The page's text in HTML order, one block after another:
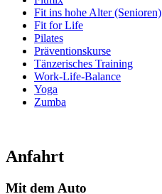
Fit ins hohe Alter (Senioren)
Fit for Life
Pilates
Präventionskurse
Tänzerisches Training
Work-Life-Balance
Yoga
Zumba
Anfahrt
Mit dem Auto